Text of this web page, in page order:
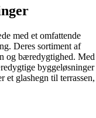
med et omfattende
Deres sortiment af
og bæredygtighed. Med
byggeløsninger
et glashegn til terrassen,